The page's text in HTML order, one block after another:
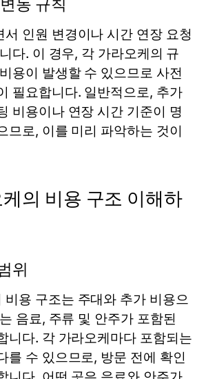
동 규칙
서 인원 변경이나 시간 연장 요청
다. 이 경우, 각 가라오케의 규
용이 발생할 수 있으므로 사전
필요합니다. 일반적으로, 추가
비용이나 연장 시간 기준이 명
므로, 이를 미리 파악하는 것이
의 비용 구조 이해하
위
비용 구조는 주대와 추가 비용으
음료, 주류 및 안주가 포함된
니다. 각 가라오케마다 포함되는
를 수 있으므로, 방문 전에 확인